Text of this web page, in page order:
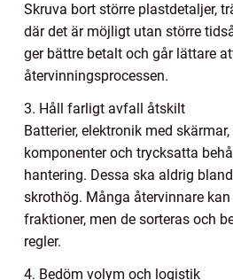
Skruva bort större plastdetaljer,
där det är möjligt utan större
ger bättre betalt och går lättare
återvinningsprocessen.
3. Håll farligt avfall åtskilt
Batterier, elektronik med
komponenter och trycksatta
hantering. Dessa ska aldrig
skrothög. Många återvinnare
fraktioner, men de sorteras och
regler.
4. Bedöm volym och logistik